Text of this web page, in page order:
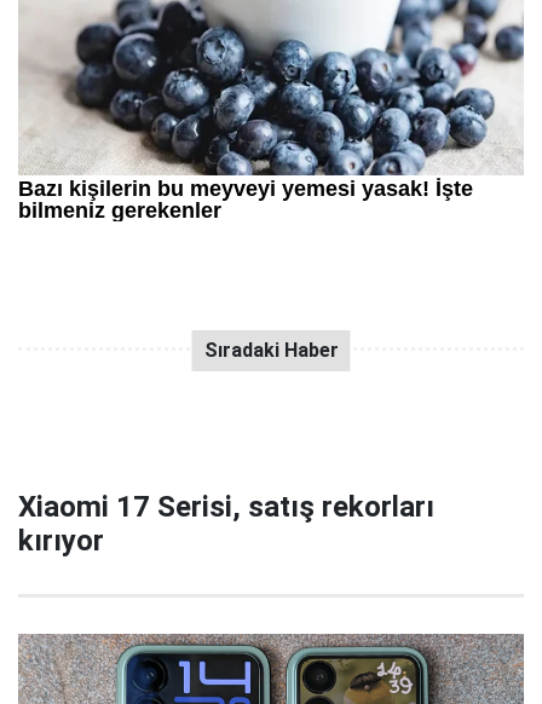
Xiaomi 17 Serisi, satış rekorları
kırıyor